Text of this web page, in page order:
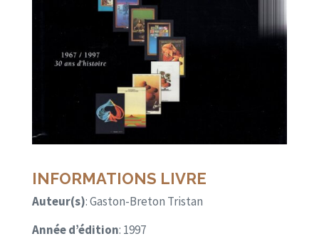
INFORMATIONS LIVRE
Auteur(s): Gaston-Breton Tristan
Année d’édition: 1997